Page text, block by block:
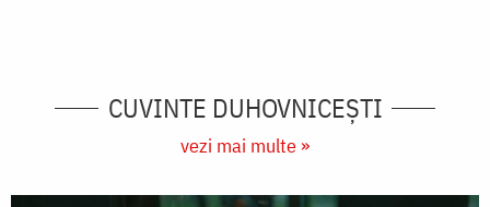
CUVINTE DUHOVNICEȘTI
vezi mai multe »